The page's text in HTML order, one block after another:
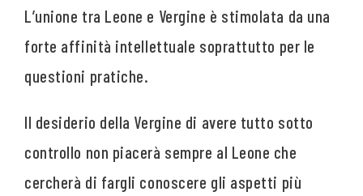
L’unione tra Leone e Vergine è stimolata da una
forte affinità intellettuale soprattutto per le
questioni pratiche.
Il desiderio della Vergine di avere tutto sotto
controllo non piacerà sempre al Leone che
cercherà di fargli conoscere gli aspetti più